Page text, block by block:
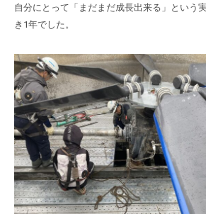
自分にとって「まだまだ成長出来る」という
き1年でした。